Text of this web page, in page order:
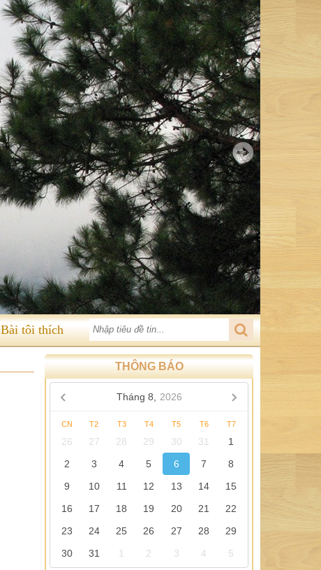
Bài tôi thích
THÔNG BÁO
Tháng 8, 2026
CN T2 T3 T4 T5 T6 T7
26 27 28 29 30 31
1
2
3 4 5 6 7
8
9
10 11 12 13 14
15
16
17 18 19 20 21
22
23
24 25 26 27 28
29
30
31 1 2 3 4 5